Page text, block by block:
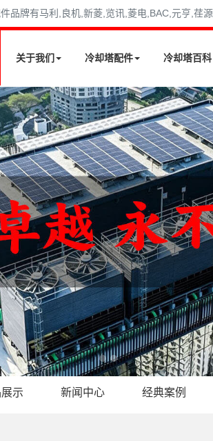
牌有马利,良机,新菱,览讯,菱电,BAC,元亨,荏
关于我们 冷却塔配件 冷却塔百科
示 新闻中心 经典案例